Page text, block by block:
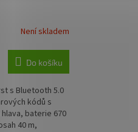
Není skladem
Do košíku
s Bluetooth 5.0
kódů s
baterie 670
40 m,